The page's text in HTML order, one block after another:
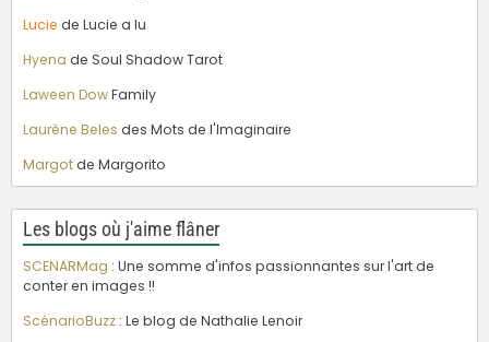
Lucie de Lucie a lu
Hyena de Soul Shadow Tarot
Laween DowFamily
Laurène Beles des Mots de l'Imaginaire
Margotde Margorito
Les blogs où j'aime flâner
SCENARMag : Une somme d'infos passionnantes sur l'art de
conter en images !!
ScénarioBuzz : Le blog de Nathalie Lenoir